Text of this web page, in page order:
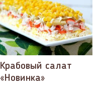
Крабовый салат
«Новинка»